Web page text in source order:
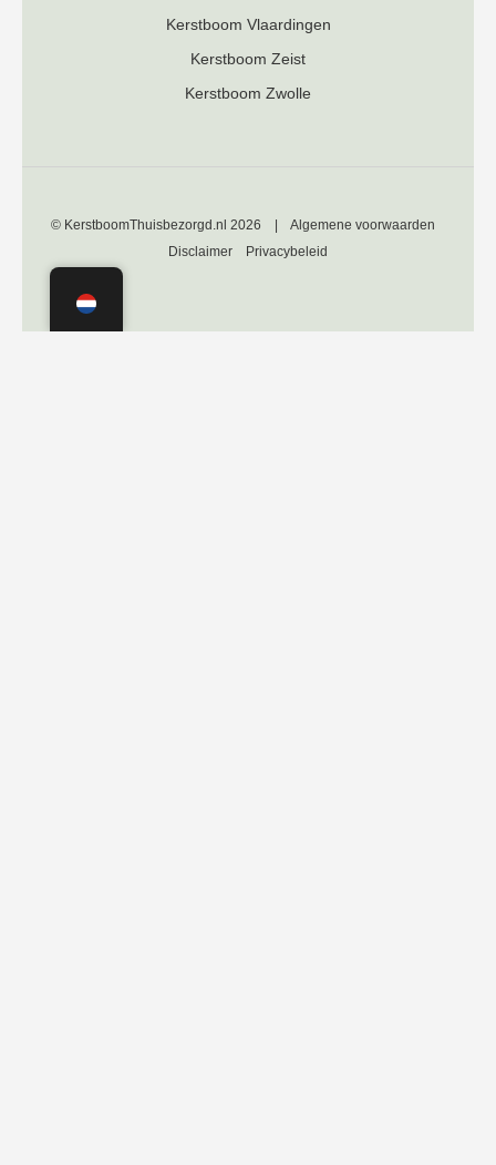
Kerstboom Vlaardingen
Kerstboom Zeist
Kerstboom Zwolle
© KerstboomThuisbezorgd.nl 2026 | Algemene voorwaarden
Disclaimer
Privacybeleid